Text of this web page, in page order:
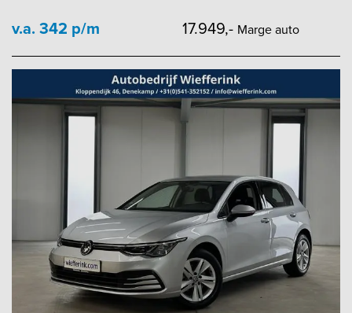
v.a. 342 p/m 17.949,- Marge auto